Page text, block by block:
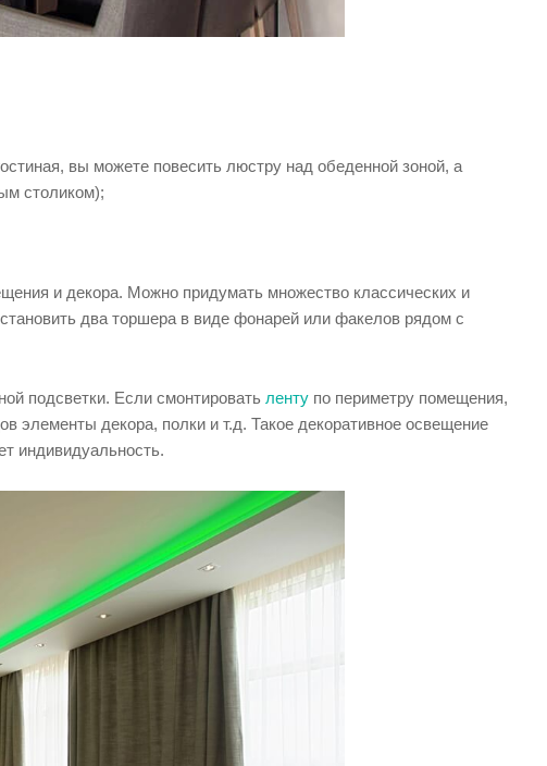
вы можете повесить люстру над обеденной зоной, а
столиком);
и декора. Можно придумать множество классических и
два торшера в виде фонарей или факелов рядом с
подсветки. Если смонтировать ленту по периметру помещения,
декора, полки и т.д. Такое декоративное освещение
индивидуальность.